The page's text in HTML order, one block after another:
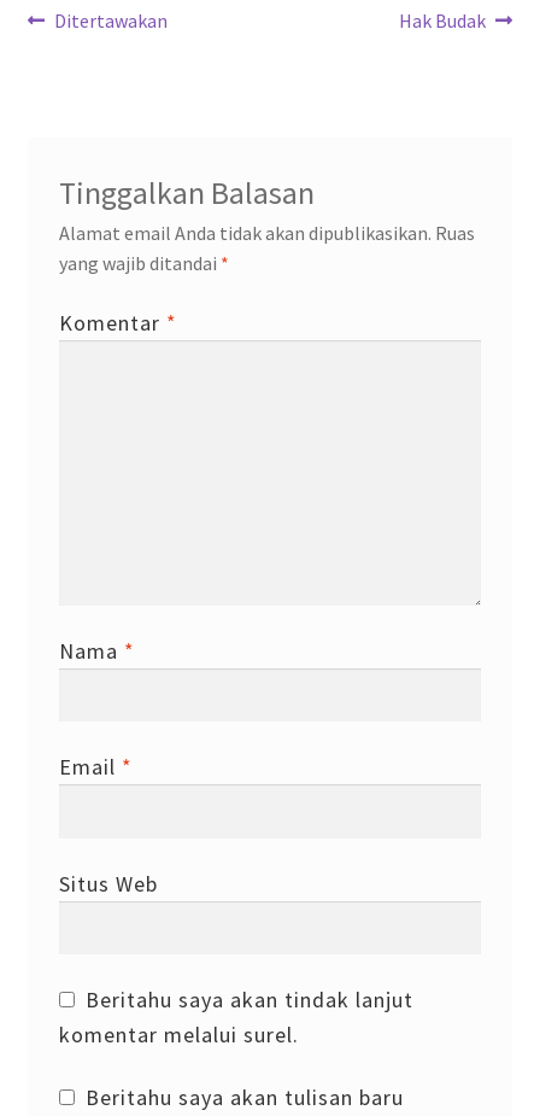
k
Navigasi
Previous
Ditertawakan
Next
Hak Budak
Tinggalkan Balasan
Alamat email Anda tidak akan dipublikasikan. Ruas
yang wajib ditandai *
Komentar *
Nama *
Email *
Situs Web
Beritahu saya akan tindak lanjut
komentar melalui surel.
Beritahu saya akan tulisan baru